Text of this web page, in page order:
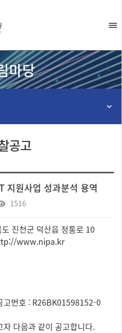
마당
공고
지원사업 성과분석 용역
1516
진천군 덕산읍 정통로 10
www.nipa.kr
고번호 : R26BK01598152-0
자 다음과 같이 공고합니다.